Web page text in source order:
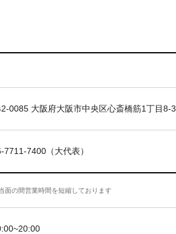
0085 大阪府大阪市中央区心斎橋筋1丁目8-3
7711-7400（大代表）
面の間営業時間を短縮しております